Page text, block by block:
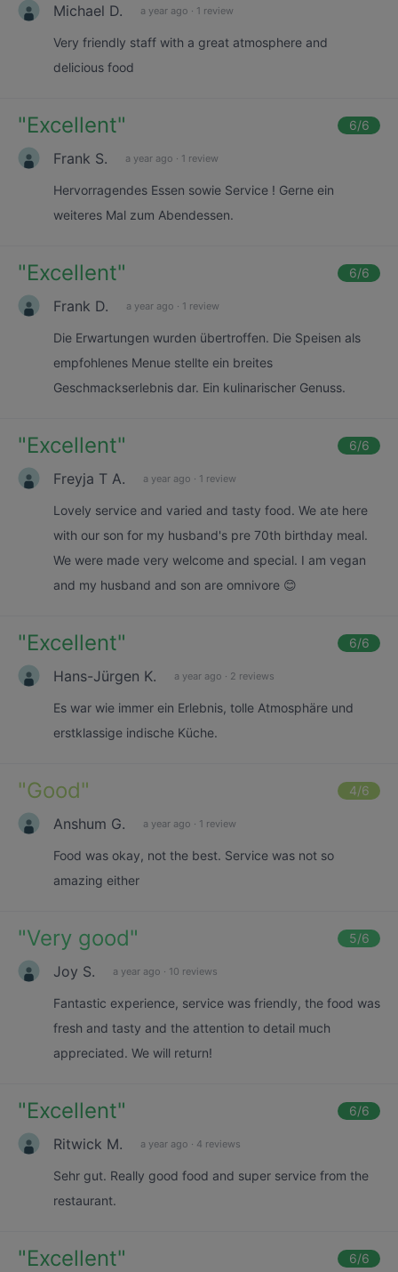
Michael D. a year ago · 1 review
Very friendly staff with a great atmosphere and
delicious food
"Excellent" 6/6
Frank S. a year ago · 1 review
Hervorragendes Essen sowie Service ! Gerne ein
weiteres Mal zum Abendessen.
"Excellent" 6/6
Frank D. a year ago · 1 review
Die Erwartungen wurden übertroffen. Die Speisen als
empfohlenes Menue stellte ein breites
Geschmackserlebnis dar. Ein kulinarischer Genuss.
"Excellent" 6/6
Freyja T A. a year ago · 1 review
Lovely service and varied and tasty food. We ate here
with our son for my husband's pre 70th birthday meal.
We were made very welcome and special. I am vegan
and my husband and son are omnivore 😊
"Excellent" 6/6
Hans-Jürgen K. a year ago · 2 reviews
Es war wie immer ein Erlebnis, tolle Atmosphäre und
erstklassige indische Küche.
"Good" 4/6
Anshum G. a year ago · 1 review
Food was okay, not the best. Service was not so
amazing either
"Very good" 5/6
Joy S. a year ago · 10 reviews
Fantastic experience, service was friendly, the food was
fresh and tasty and the attention to detail much
appreciated. We will return!
"Excellent" 6/6
Ritwick M. a year ago · 4 reviews
Sehr gut. Really good food and super service from the
restaurant.
"Excellent" 6/6